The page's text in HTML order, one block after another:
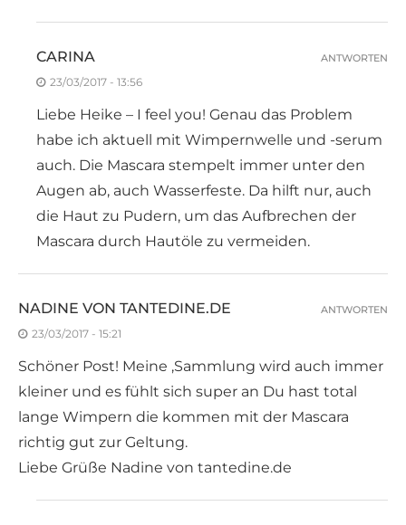
CARINA
23/03/2017 - 13:56
Liebe Heike – I feel you! Genau das Problem
habe ich aktuell mit Wimpernwelle und -serum
auch. Die Mascara stempelt immer unter den
Augen ab, auch Wasserfeste. Da hilft nur, auch
die Haut zu Pudern, um das Aufbrechen der
Mascara durch Hautöle zu vermeiden.
ANTWORTEN
NADINE VON TANTEDINE.DE
23/03/2017 - 15:21
Schöner Post! Meine ‚Sammlung wird auch immer
kleiner und es fühlt sich super an Du hast total
lange Wimpern die kommen mit der Mascara
richtig gut zur Geltung.
Liebe Grüße Nadine von tantedine.de
ANTWORTEN